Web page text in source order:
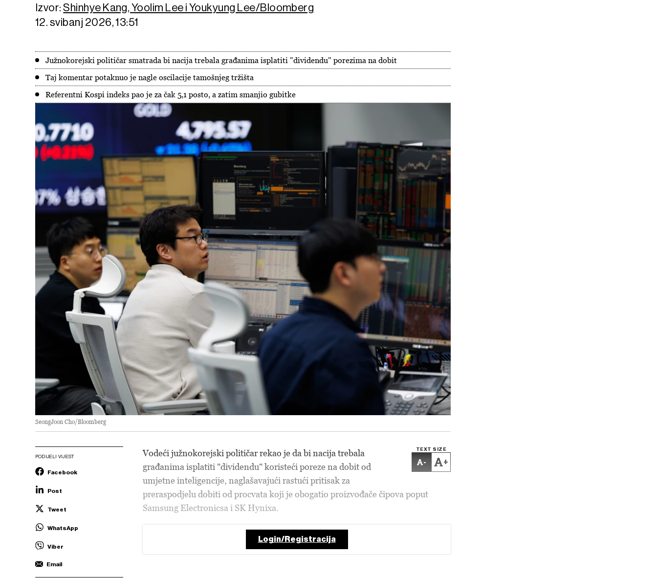
Izvor:Shinhye Kang, Yoolim Lee i Youkyung Lee/Bloomberg
12. svibanj 2026, 13:51
Južnokorejski političar smatrada bi nacija trebala građanima isplatiti "dividendu" porezima na dobit
Taj komentar potaknuo je nagle oscilacije tamošnjeg tržišta
Referentni Kospi indeks pao je za čak 5,1 posto, a zatim smanjio gubitke
SeongJoon Cho/Bloomberg
PODIJELI VIJEST
Facebook
Post
Tweet
WhatsApp
Viber
Email
TEXT SIZE
- +
Vodeći južnokorejski političar rekao je da bi nacija trebala
građanima isplatiti "dividendu" koristeći poreze na dobit od
umjetne inteligencije, naglašavajući rastući pritisak za
preraspodjelu dobiti od procvata koji je obogatio proizvođače čipova poput
Samsung Electronicsa i SK Hynixa.
Login/Registracija